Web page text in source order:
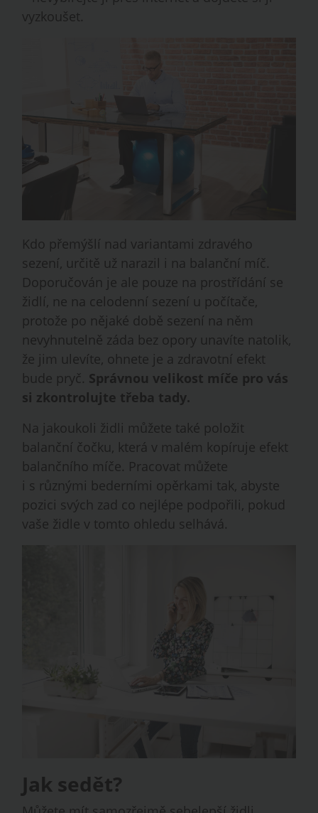
vyzkoušet.
Kdo přemýšlí nad variantami zdravého
sezení, určitě už narazil i na balanční míč.
Doporučován je ale pouze na prostřídání se
židlí, ne na celodenní sezení u počítače,
protože po nějaké době sezení na něm
nevyhnutelně záda bez opory unavíte natolik,
že jim ulevíte, ohnete je a zdravotní efekt
bude pryč. Správnou velikost míče pro vás
si zkontrolujte třeba tady.
Na jakoukoli židli můžete také položit
balanční čočku, která v malém kopíruje efekt
balančního míče. Pracovat můžete
i s různými bederními opěrkami tak, abyste
pozici svých zad co nejlépe podpořili, pokud
vaše židle v tomto ohledu selhává.
Jak sedět?